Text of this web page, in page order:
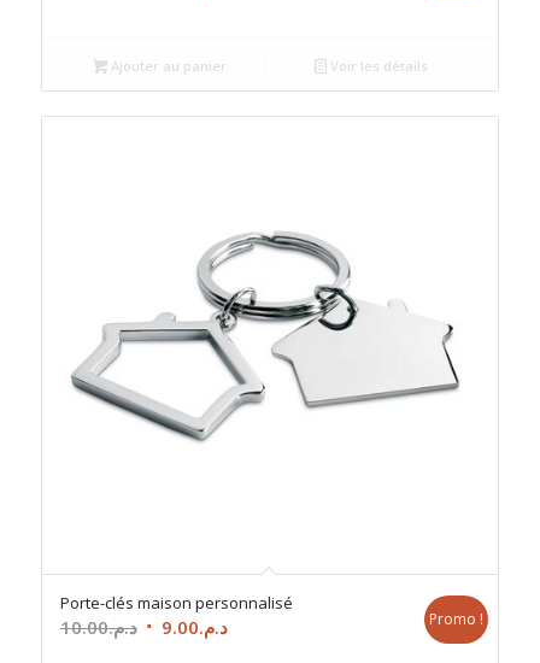
était :
د.م.10.00.
د.م.8.00.
Ajouter au panier Voir les détails
Porte-clés maison personnalisé
د.م.10.00
Le
د.م.9.00
Le
Promo !